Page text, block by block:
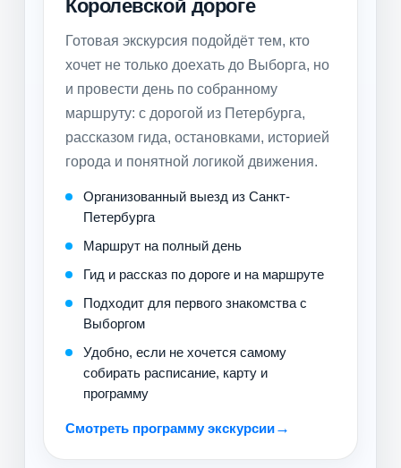
Королевской дороге
Готовая экскурсия подойдёт тем, кто
хочет не только доехать до Выборга, но
и провести день по собранному
маршруту: с дорогой из Петербурга,
рассказом гида, остановками, историей
города и понятной логикой движения.
Организованный выезд из Санкт-
Петербурга
Маршрут на полный день
Гид и рассказ по дороге и на маршруте
Подходит для первого знакомства с
Выборгом
Удобно, если не хочется самому
собирать расписание, карту и
программу
Смотреть программу экскурсии